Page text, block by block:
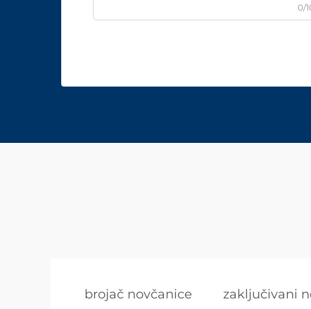
0/
brojač novčanice zaključivani